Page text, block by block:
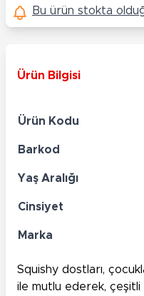
Bu ürün stokta
Ürün Bilgisi
Ürün Kodu
Barkod
Yaş Aralığı
Cinsiyet
Marka
Squishy dostları,
ile mutlu ederek, çeşitli